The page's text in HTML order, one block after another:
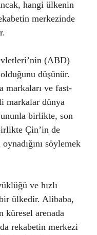
hangi ülkenin
merkezinde
(ABD)
düşünür.
ve fast-
markalar dünya
birlikte, son
Çin’in de
söylemek
ve hızlı
ülkedir. Alibaba,
küresel arenada
rekabetin merkezi